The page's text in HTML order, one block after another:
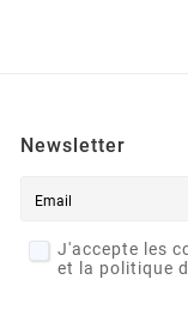
Newsletter
J'accepte les
et la politique